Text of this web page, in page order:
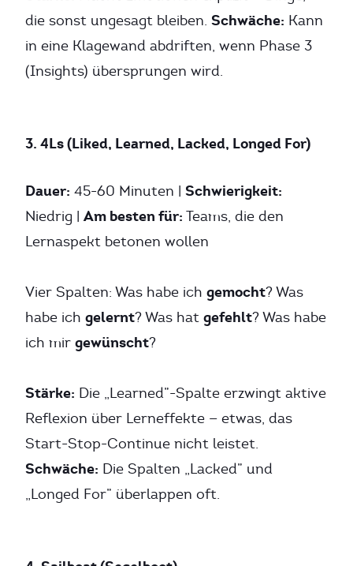
die sonst ungesagt bleiben. Schwäche: Kann
in eine Klagewand abdriften, wenn Phase 3
(Insights) übersprungen wird.
3. 4Ls (Liked, Learned, Lacked, Longed For)
Dauer: 45-60 Minuten | Schwierigkeit:
Niedrig | Am besten für: Teams, die den
Lernaspekt betonen wollen
Vier Spalten: Was habe ich gemocht? Was
habe ich gelernt? Was hat gefehlt? Was habe
ich mir gewünscht?
Stärke: Die „Learned”-Spalte erzwingt aktive
Reflexion über Lerneffekte — etwas, das
Start-Stop-Continue nicht leistet.
Schwäche: Die Spalten „Lacked” und
„Longed For” überlappen oft.